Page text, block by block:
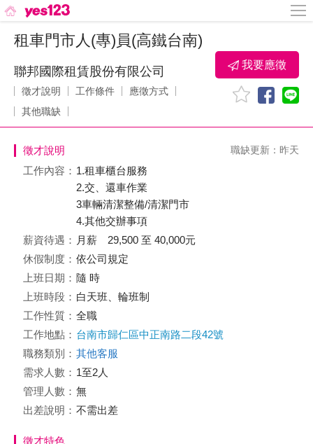
租車門市人(專)員(高鐵台南)
聯邦國際租賃股份有限公司
徵才說明 工作條件
應徵方式
其他職缺
我要應徵
徵才說明 職缺更新：昨天
工作內容： 1.租車櫃台服務
2.交、還車作業
3車輛清潔整備/清潔門市
4.其他交辦事項
薪資待遇： 月薪 29,500 至 40,000元
休假制度： 依公司規定
上班日期： 隨 時
上班時段： 白天班、輪班制
工作性質： 全職
工作地點： 台南市歸仁區中正南路二段42號
職務類別： 其他客服
需求人數： 1至2人
管理人數： 無
出差說明： 不需出差
徵才特色